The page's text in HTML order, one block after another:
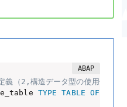
義（2,構造データ型の使用例で定
TYPE TABLE OF